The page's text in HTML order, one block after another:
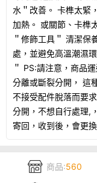
水＂改善。 卡榫太緊
加熱。 或關節、卡榫
＂修飾工具＂ 清潔保
處，並避免高溫潮濕
＂ PS:請注意，商品
分離或斷裂分開， 這
不接受配件脫落而要
分開，不想自行處理,
寄回，收到後，會更
商品:560